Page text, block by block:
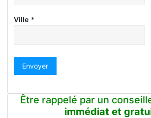
Ville *
Envoyer
Être rappelé par un
immédiat et